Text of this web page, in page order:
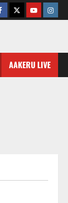
AAKERU LIVE